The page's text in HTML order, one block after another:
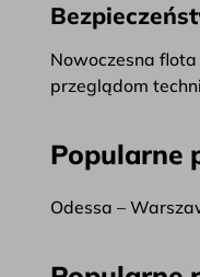
Nowoczesna
przeglądom
Popularne
Odessa –